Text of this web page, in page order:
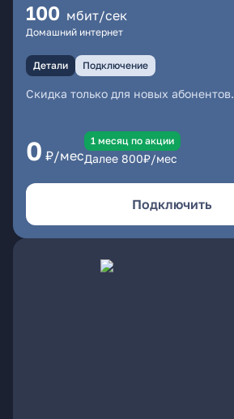
100 мбит/сек
Домашний интернет
Детали Подключение
Скидка только для новых абонентов.
0 ₽/мес
1 месяц по акции
Далее 800₽/мес
Подключить